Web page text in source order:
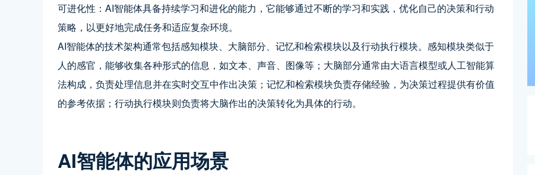
可进化性：AI智能体具备持续学习和进化的能力，它能够通过不断的学习和实践，优化自己的决策和行动
策略，以更好地完成任务和适应复杂环境。
AI智能体的技术架构通常包括感知模块、大脑部分、记忆和检索模块以及行动执行模块。感知模块类似于
人的感官，能够收集各种形式的信息，如文本、声音、图像等；大脑部分通常由大语言模型或人工智能算
法构成，负责处理信息并在实时交互中作出决策；记忆和检索模块负责存储经验，为决策过程提供有价值
的参考依据；行动执行模块则负责将大脑作出的决策转化为具体的行动。
AI智能体的应用场景